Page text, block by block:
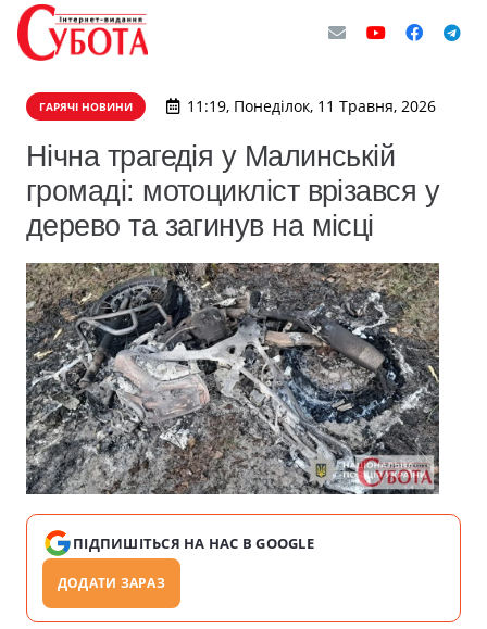
ГАРЯЧІ НОВИНИ 11:19, Понеділок, 11 Травня, 2026
Нічна трагедія у Малинській
громаді: мотоцикліст врізався у
дерево та загинув на місці
ПІДПИШІТЬСЯ НА НАС В GOOGLE
ДОДАТИ ЗАРАЗ